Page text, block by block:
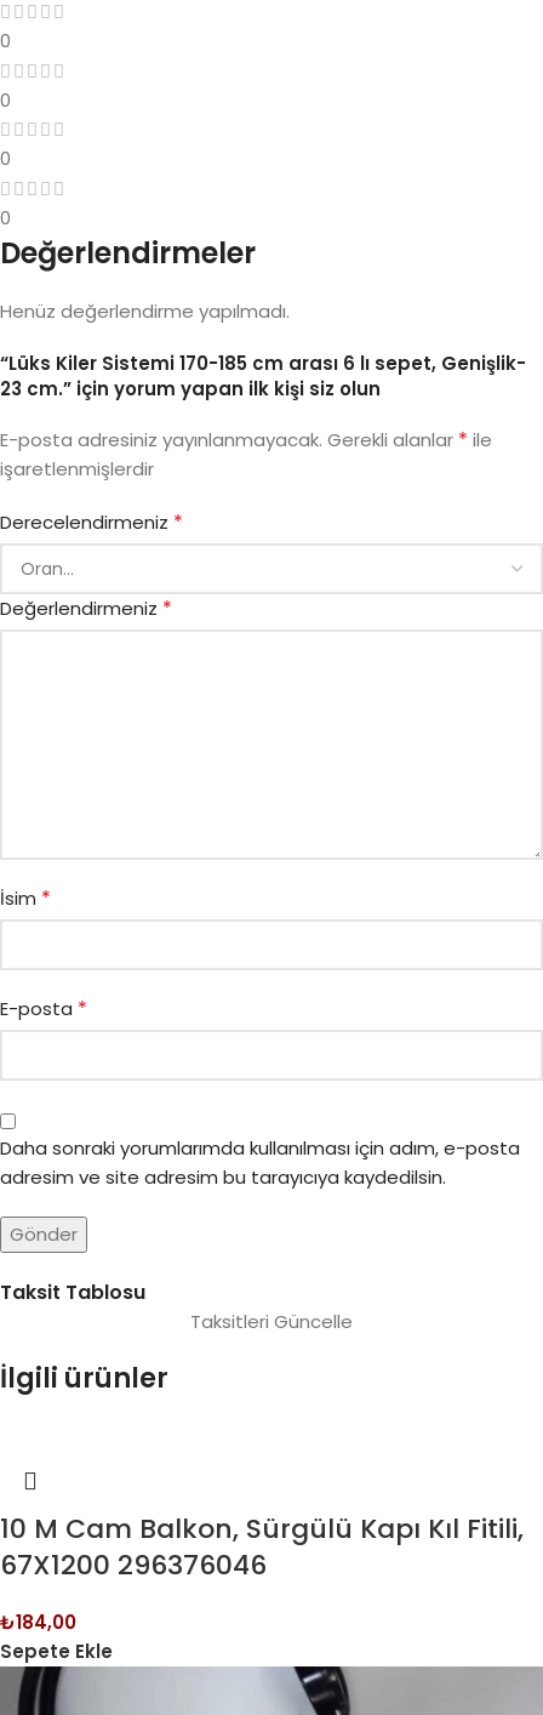
0
0
0
0
Değerlendirmeler
Henüz değerlendirme yapılmadı.
“Lüks Kiler Sistemi 170-185 cm arası 6 lı sepet, Genişlik-
23 cm.” için yorum yapan ilk kişi siz olun
E-posta adresiniz yayınlanmayacak. Gerekli alanlar * ile
işaretlenmişlerdir
Derecelendirmeniz *
Değerlendirmeniz *
İsim *
E-posta *
Daha sonraki yorumlarımda kullanılması için adım, e-posta
adresim ve site adresim bu tarayıcıya kaydedilsin.
Taksit Tablosu
Taksitleri Güncelle
İlgili ürünler
10 M Cam Balkon, Sürgülü Kapı Kıl Fitili,
67X1200 296376046
₺184,00
Sepete Ekle